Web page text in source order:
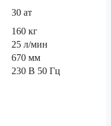
30 ат
160 кг
25 л/мин
670 мм
230 В 50 Гц